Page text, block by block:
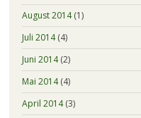
August 2014(1)
Juli 2014(4)
Juni 2014(2)
Mai 2014(4)
April 2014(3)